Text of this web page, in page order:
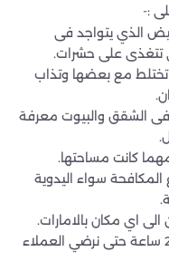
:-
الذي يتواجد فى
تتغذى على حشرات.
مع بعضها وتذاب
الشقق والبيوت معرفة
كانت مساحتها.
المكافحة سواء اليدوية
الى اي مكان بالامارات.
توفير خدمة على مدار الأسبوع طوال 24 ساعة حتى نرضي العملاء